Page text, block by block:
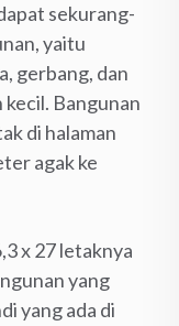
sekurang-
yaitu
gerbang, dan
Bangunan
di halaman
agak ke
x 27 letaknya
yang
yang ada di